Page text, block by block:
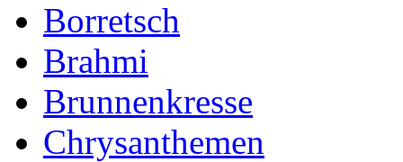
Borretsch
Brahmi
Brunnenkresse
Chrysanthemen